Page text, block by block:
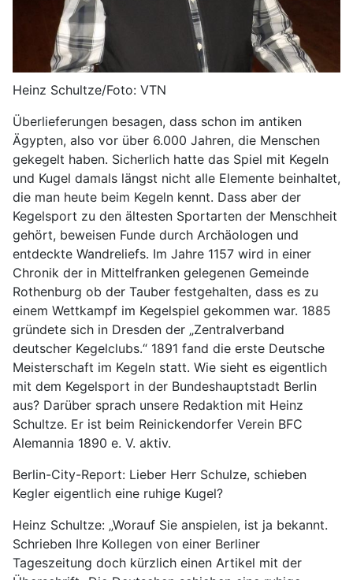
Heinz Schultze/Foto: VTN
Überlieferungen besagen, dass schon im antiken
Ägypten, also vor über 6.000 Jahren, die Menschen
gekegelt haben. Sicherlich hatte das Spiel mit Kegeln
und Kugel damals längst nicht alle Elemente beinhaltet,
die man heute beim Kegeln kennt. Dass aber der
Kegelsport zu den ältesten Sportarten der Menschheit
gehört, beweisen Funde durch Archäologen und
entdeckte Wandreliefs. Im Jahre 1157 wird in einer
Chronik der in Mittelfranken gelegenen Gemeinde
Rothenburg ob der Tauber festgehalten, dass es zu
einem Wettkampf im Kegelspiel gekommen war. 1885
gründete sich in Dresden der „Zentralverband
deutscher Kegelclubs.“ 1891 fand die erste Deutsche
Meisterschaft im Kegeln statt. Wie sieht es eigentlich
mit dem Kegelsport in der Bundeshauptstadt Berlin
aus? Darüber sprach unsere Redaktion mit Heinz
Schultze. Er ist beim Reinickendorfer Verein BFC
Alemannia 1890 e. V. aktiv.
Berlin-City-Report: Lieber Herr Schulze, schieben
Kegler eigentlich eine ruhige Kugel?
Heinz Schultze: „Worauf Sie anspielen, ist ja bekannt.
Schrieben Ihre Kollegen von einer Berliner
Tageszeitung doch kürzlich einen Artikel mit der